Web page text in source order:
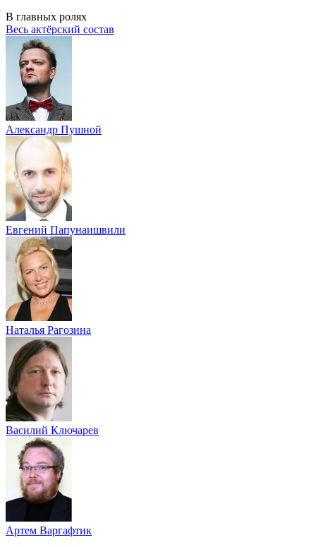
В главных ролях
Весь актёрский состав
Александр Пушной
Евгений Папунаишвили
Наталья Рагозина
Василий Ключарев
Артем Варгафтик